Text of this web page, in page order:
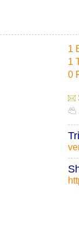
1
1
0